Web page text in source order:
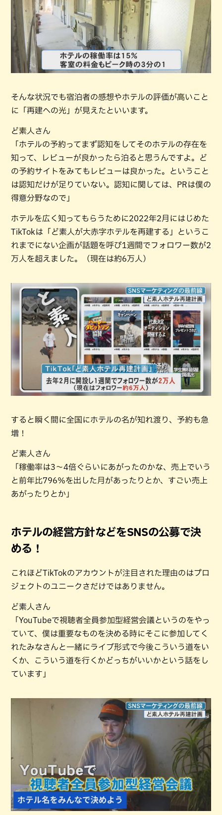
そんな状況でも宿泊者の感想やホテルの評価が高いこと
に「再建への光」が見えたといいます。
ど素人さん
「ホテルの予約ってまず認知をしてそのホテルの存在を
知って、レビューが良かったら泊ると思うんですよ。ど
の予約サイトをみてもレビューは良かった。ということ
は認知だけが足りていない。認知に関しては、PRは僕の
得意分野なので」
ホテルを広く知ってもらうために2022年2月にはじめた
TikTokは「ど素人が大赤字ホテルを再建する」というこ
れまでにない企画が話題を呼び1週間でフォロワー数が2
万人を超えました。（現在は約6万人）
すると瞬く間に全国にホテルの名が知れ渡り、予約も急
増！
ど素人さん
「稼働率は3～4倍ぐらいにあがったのかな、売上でいう
と前年比796％を出した月があったりとか、すごい売上
あがったりとか」
ホテルの経営方針などをSNSの公募で決
める！
これほどTikTokのアカウントが注目された理由のはプロ
ジェクトのユニークさだけではありません。
ど素人さん
「YouTubeで視聴者全員参加型経営会議というのをやっ
ていて、僕は重要なものを決める時にそこに参加してく
れたみなさんと一緒にライブ形式で今後こういう道をい
くか、こういう道を行くかどっちがいいかという話をし
ています」